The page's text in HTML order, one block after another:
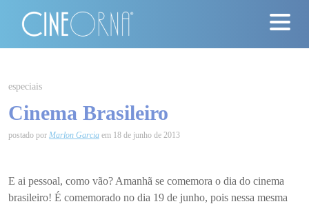
News
#ClássicosCineOrna
Quem Somos
especiais
Cinema Brasileiro
postado por Marlon Garcia em 18 de junho de 2013
E ai pessoal, como vão? Amanhã se comemora o dia do cinema
brasileiro! É comemorado no dia 19 de junho, pois nessa mesma